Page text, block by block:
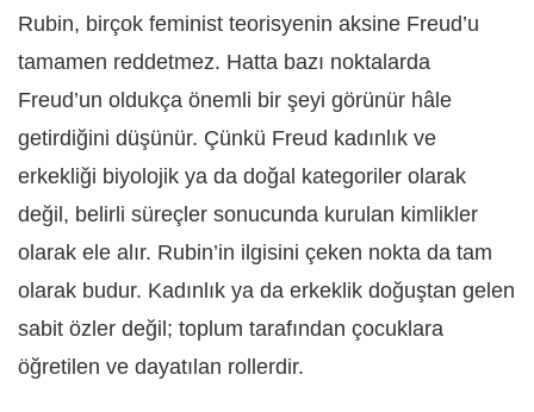
Rubin, birçok feminist teorisyenin aksine Freud’u
tamamen reddetmez. Hatta bazı noktalarda
Freud’un oldukça önemli bir şeyi görünür hâle
getirdiğini düşünür. Çünkü Freud kadınlık ve
erkekliği biyolojik ya da doğal kategoriler olarak
değil, belirli süreçler sonucunda kurulan kimlikler
olarak ele alır. Rubin’in ilgisini çeken nokta da tam
olarak budur. Kadınlık ya da erkeklik doğuştan gelen
sabit özler değil; toplum tarafından çocuklara
öğretilen ve dayatılan rollerdir.